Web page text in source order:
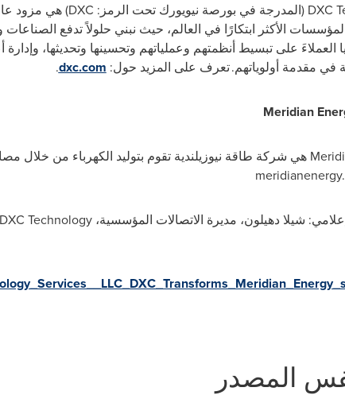
DXC (المدرجة في بورصة نيويورك تحت الرمز: DXC) هي مزود
الأكثر ابتكارًا في العالم، حيث نبني حلولاً تدفع
العملاءَ على تبسيط أنظمتهم وعملياتهم وتحسينها وتحديثها،
في مقدمة أولوياتهم. تعرف على المزيد حول: dxc.com
.
Meridian
شيلا دهيلون، مديرة الاتصالات المؤسسية،DXC Technology
المصدر